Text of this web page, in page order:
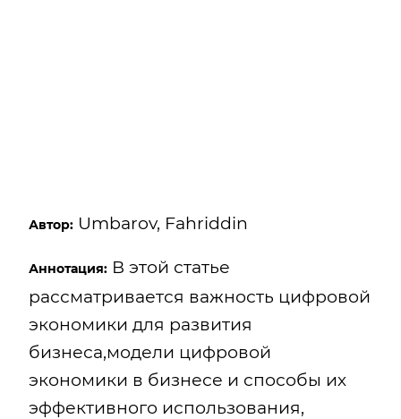
Автор: Umbarov, Fahriddin
Аннотация: В этой статье
рассматривается важность цифровой
экономики для развития
бизнеса,модели цифровой
экономики в бизнесе и способы их
эффективного использования,